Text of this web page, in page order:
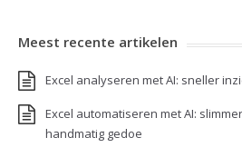
Meest recente artikelen
Excel analyseren met AI: sneller
Excel automatiseren met AI:
handmatig gedoe